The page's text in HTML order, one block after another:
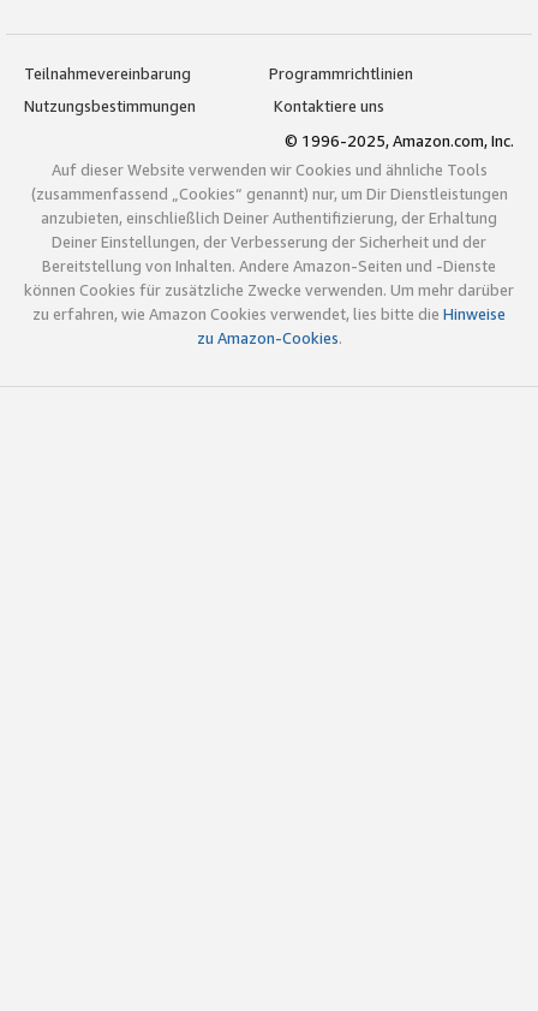
Teilnahmevereinbarung
Programmrichtlinien
Nutzungsbestimmungen
Kontaktiere uns
© 1996-2025, Amazon.com, Inc.
Auf dieser Website verwenden wir Cookies und ähnliche Tools
(zusammenfassend „Cookies“ genannt) nur, um Dir Dienstleistungen
anzubieten, einschließlich Deiner Authentifizierung, der Erhaltung
Deiner Einstellungen, der Verbesserung der Sicherheit und der
Bereitstellung von Inhalten. Andere Amazon-Seiten und -Dienste
können Cookies für zusätzliche Zwecke verwenden. Um mehr darüber
zu erfahren, wie Amazon Cookies verwendet, lies bitte die Hinweise
zu Amazon-Cookies.